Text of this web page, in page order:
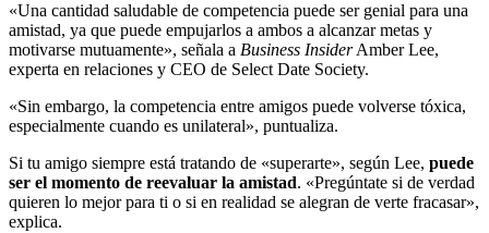
«Una cantidad saludable de competencia puede ser genial para una
amistad, ya que puede empujarlos a ambos a alcanzar metas y
motivarse mutuamente», señala a Business InsiderAmber Lee,
experta en relaciones y CEO de Select Date Society.
«Sin embargo, la competencia entre amigos puede volverse tóxica,
especialmente cuando es unilateral», puntualiza.
Si tu amigo siempre está tratando de «superarte», según Lee, puede
ser el momento de reevaluar la amistad. «Pregúntate si de verdad
quieren lo mejor para ti o si en realidad se alegran de verte fracasar»,
explica.